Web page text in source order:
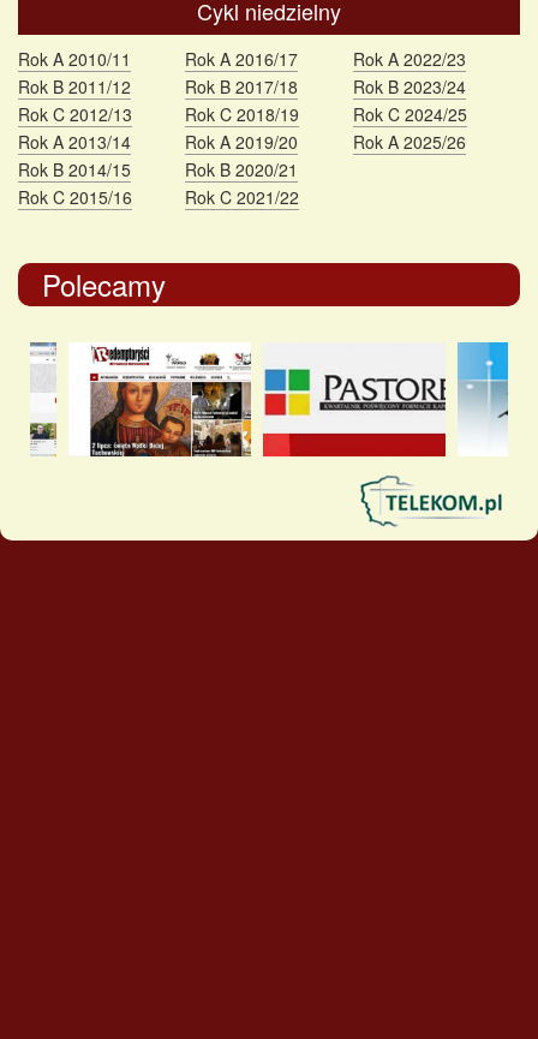
Cykl niedzielny
Rok A 2010/11
Rok B 2011/12
Rok C 2012/13
Rok A 2013/14
Rok B 2014/15
Rok C 2015/16
Rok A 2016/17
Rok B 2017/18
Rok C 2018/19
Rok A 2019/20
Rok B 2020/21
Rok C 2021/22
Rok A 2022/23
Rok B 2023/24
Rok C 2024/25
Rok A 2025/26
Polecamy